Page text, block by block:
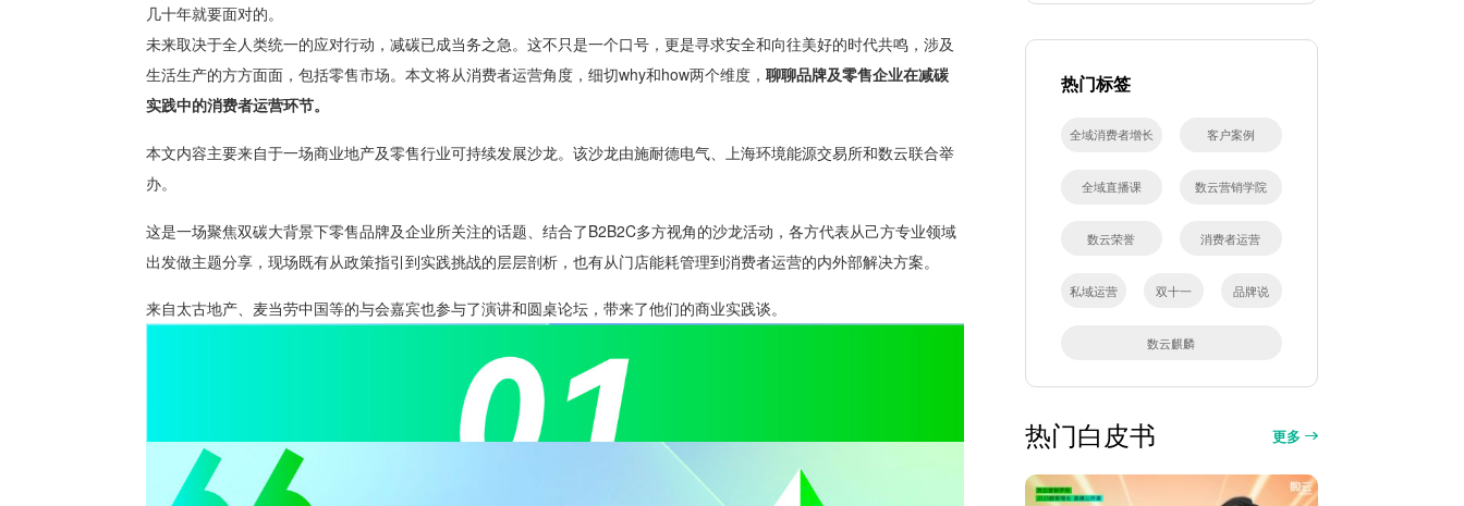
几十年就要面对的。
未来取决于全人类统一的应对行动，减碳已成当务之急。这不只是一个口号，更是寻求安全和向往美好的时代共鸣，涉及
生活生产的方方面面，包括零售市场。本文将从消费者运营角度，细切why和how两个维度，聊聊品牌及零售企业在减碳
实践中的消费者运营环节。
本文内容主要来自于一场商业地产及零售行业可持续发展沙龙。该沙龙由施耐德电气、上海环境能源交易所和数云联合举
办。
这是一场聚焦双碳大背景下零售品牌及企业所关注的话题、结合了B2B2C多方视角的沙龙活动，各方代表从己方专业领域
出发做主题分享，现场既有从政策指引到实践挑战的层层剖析，也有从门店能耗管理到消费者运营的内外部解决方案。
来自太古地产、麦当劳中国等的与会嘉宾也参与了演讲和圆桌论坛，带来了他们的商业实践谈。
热门标签
全域消费者增长 客户案例
全域直播课 数云营销学院
数云荣誉 消费者运营
私域运营 双十一 品牌说
数云麒麟
热门白皮书 更多